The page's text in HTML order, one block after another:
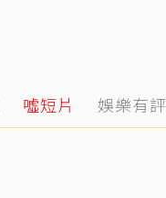
噓短片 娛樂有評